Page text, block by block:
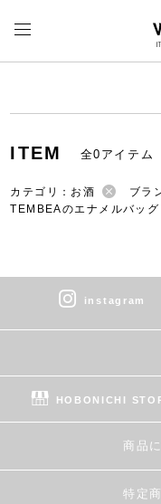
ITEM 全0アイテム
カテゴリ：お酒
ブラ
TEMBEAのエナメルバッグ
instagram
HOBONICHI
商品
特定